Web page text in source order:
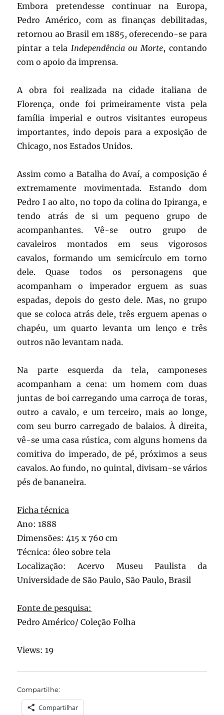
Embora pretendesse continuar na Europa,
Pedro Américo, com as finanças debilitadas,
retornou ao Brasil em 1885, oferecendo-se para
pintar a tela Independência ou Morte, contando
com o apoio da imprensa.
A obra foi realizada na cidade italiana de
Florença, onde foi primeiramente vista pela
família imperial e outros visitantes europeus
importantes, indo depois para a exposição de
Chicago, nos Estados Unidos.
Assim como a Batalha do Avaí, a composição é
extremamente movimentada. Estando dom
Pedro I ao alto, no topo da colina do Ipiranga, e
tendo atrás de si um pequeno grupo de
acompanhantes. Vê-se outro grupo de
cavaleiros montados em seus vigorosos
cavalos, formando um semicírculo em torno
dele. Quase todos os personagens que
acompanham o imperador erguem as suas
espadas, depois do gesto dele. Mas, no grupo
que se coloca atrás dele, três erguem apenas o
chapéu, um quarto levanta um lenço e três
outros não levantam nada.
Na parte esquerda da tela, camponeses
acompanham a cena: um homem com duas
juntas de boi carregando uma carroça de toras,
outro a cavalo, e um terceiro, mais ao longe,
com seu burro carregado de balaios. À direita,
vê-se uma casa rústica, com alguns homens da
comitiva do imperado, de pé, próximos a seus
cavalos. Ao fundo, no quintal, divisam-se vários
pés de bananeira.
Ficha técnica
Ano: 1888
Dimensões: 415 x 760 cm
Técnica: óleo sobre tela
Localização: Acervo Museu Paulista da
Universidade de São Paulo, São Paulo, Brasil
Fonte de pesquisa:
Pedro Américo/ Coleção Folha
Views: 19
Compartilhe:
Compartilhar